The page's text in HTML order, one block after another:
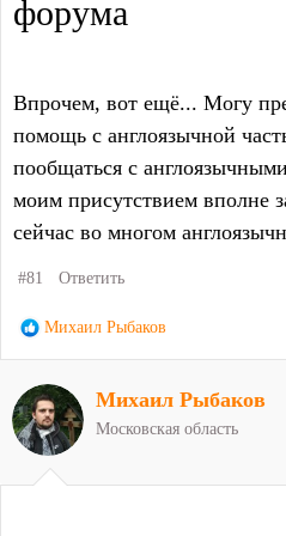
форума
Впрочем, вот ещё... Могу
помощь с англоязычной
пообщаться с
моим присутствием вполне
сейчас во многом
#81 Ответить
Р
к
ц
и
Михаил Рыбаков
Михаил Рыбаков
Московская область